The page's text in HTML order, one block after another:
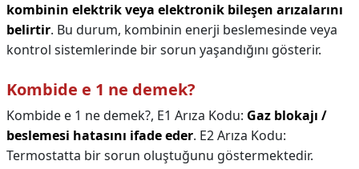
kombinin elektrik veya elektronik bileşen arızalarını
belirtir. Bu durum, kombinin enerji beslemesinde veya
kontrol sistemlerinde bir sorun yaşandığını gösterir.
Kombide e 1 ne demek?
Kombide e 1 ne demek?, E1 Arıza Kodu: Gaz blokajı /
beslemesi hatasını ifade eder. E2 Arıza Kodu:
Termostatta bir sorun oluştuğunu göstermektedir.